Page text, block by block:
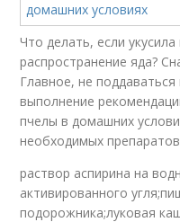
Что делать, если
распространение яда?
Главное, не
выполнение
пчелы в домашних
необходимых
раствор аспирина на
активированного
подорожника;луковая